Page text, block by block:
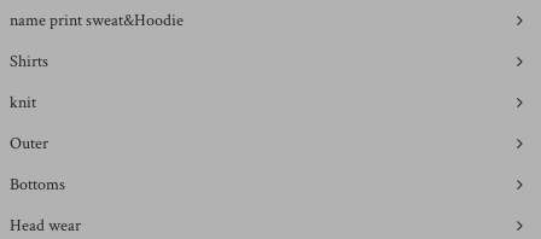
name print sweat&Hoodie
Shirts
knit
Outer
Bottoms
Head wear